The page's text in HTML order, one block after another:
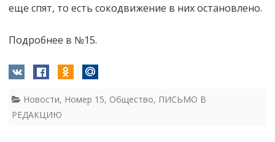
еще спят, то есть сокодвижение в них остановлено.
Подробнее в №15.
Новости, Номер 15, Общество, ПИСЬМО В
РЕДАКЦИЮ